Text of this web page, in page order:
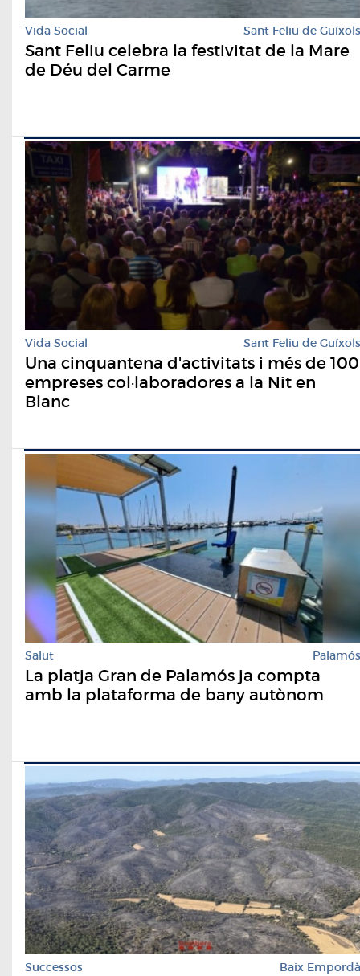
Vida Social Sant Feliu de Guíxols
Sant Feliu celebra la festivitat de la Mare
de Déu del Carme
Vida Social Sant Feliu de Guíxols
Una cinquantena d'activitats i més de 100
empreses col·laboradores a la Nit en
Blanc
Salut Palamós
La platja Gran de Palamós ja compta
amb la plataforma de bany autònom
Successos Baix Empordà